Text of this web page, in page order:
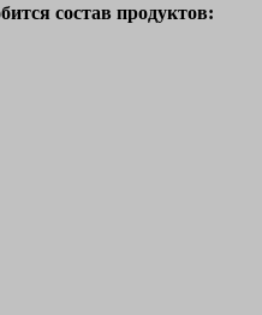
состав продуктов: